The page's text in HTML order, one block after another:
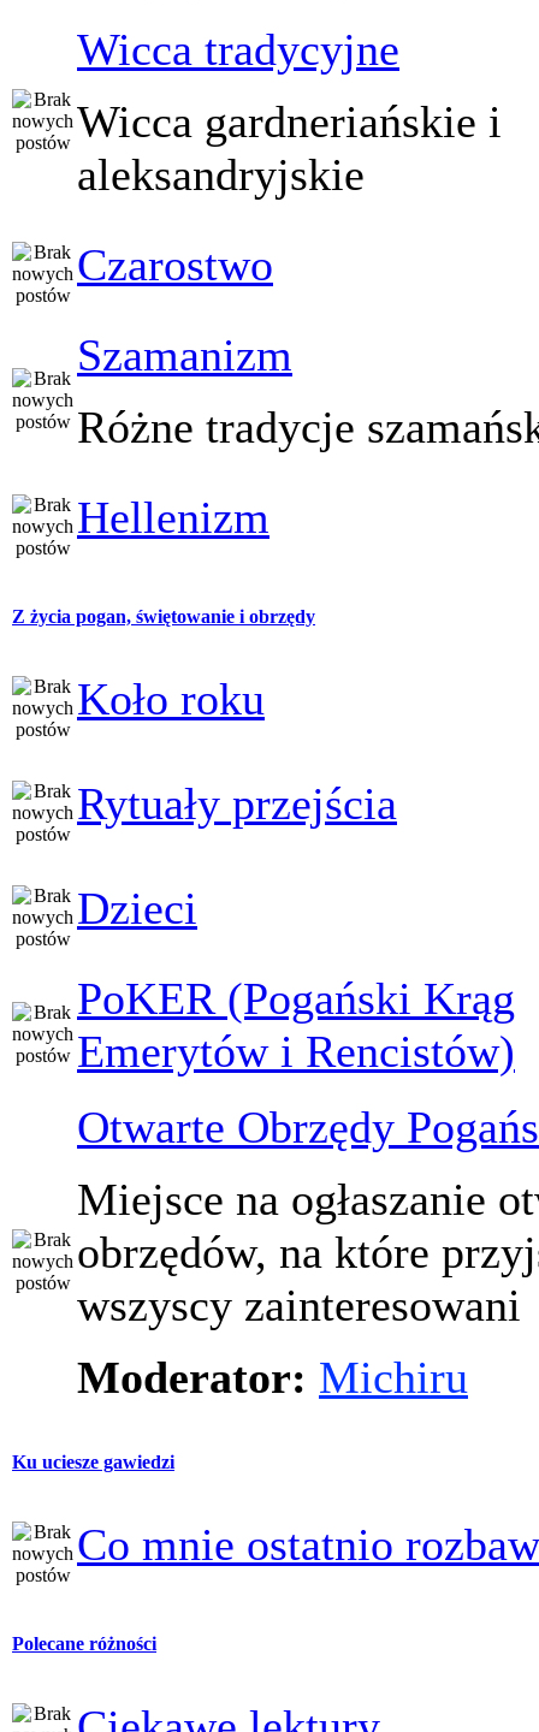
Wicca tradycyjne
Wicca gardneriańskie i
aleksandryjskie
Czarostwo
Szamanizm
Różne tradycje
Hellenizm
Z życia pogan, świętowanie i obrzędy
Koło roku
Rytuały przejścia
Dzieci
PoKER (Pogański Krąg
Emerytów i Rencistów)
Otwarte Obrzędy
Miejsce na ogłaszanie
obrzędów, na które
wszyscy zainteresowani
Moderator: Michiru
Ku uciesze gawiedzi
Co mnie ostatnio
Polecane różności